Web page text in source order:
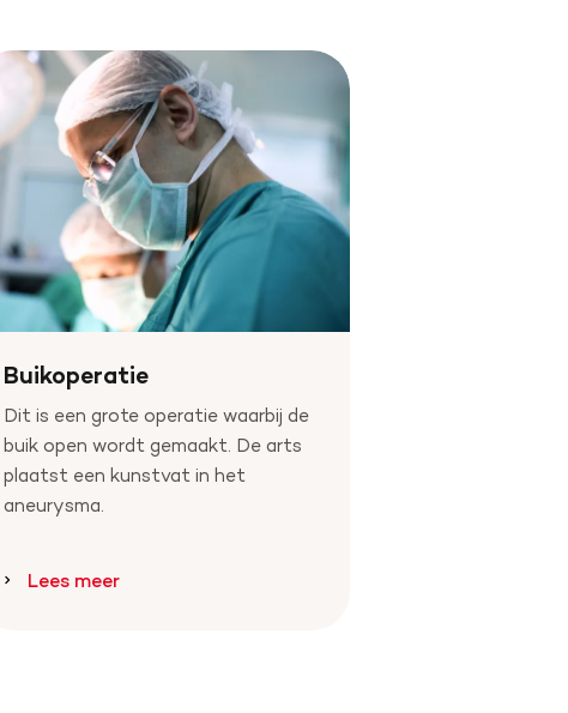
Buikoperatie
Dit is een grote operatie waarbij de
buik open wordt gemaakt. De arts
plaatst een kunstvat in het
aneurysma.
Lees meer